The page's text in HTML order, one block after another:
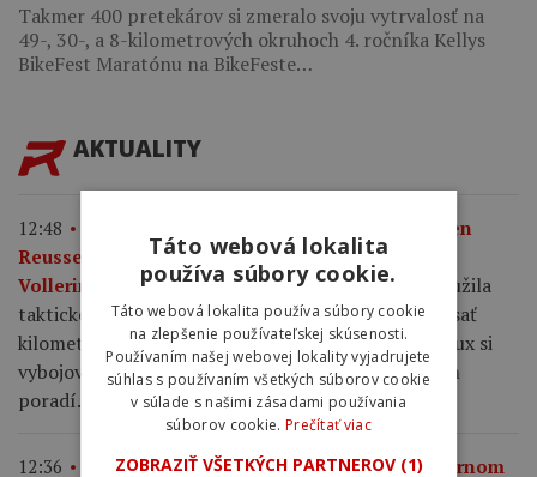
Takmer 400 pretekárov si zmeralo svoju vytrvalosť na
49-, 30-, a 8-kilometrových okruhoch 4. ročníka Kellys
BikeFest Maratónu na BikeFeste…
AKTUALITY
12:48
„Celé mi to pripadalo trochu hlúpe.“ Marlen
Reusser priznala zbytočné taktizovanie s Demi
Vollering na Mont Ventoux. Kasia Niewiadoma využila
taktické váhanie najväčších favoritiek, necelých desať
kilometrov pred cieľom zaútočila a na Mont Ventoux si
vybojovala etapové víťazstvo aj vedenie v celkovom
poradí.
12:36
Kasia Niewiadoma po triumfe na legendárnom
Táto webová lokalita
používa súbory cookie.
Táto webová lokalita používa súbory cookie
na zlepšenie používateľskej skúsenosti.
Používaním našej webovej lokality vyjadrujete
súhlas s používaním všetkých súborov cookie
v súlade s našimi zásadami používania
súborov cookie. Prečítať viac
ZOBRAZIŤ VŠETKÝCH PARTNEROV (1)